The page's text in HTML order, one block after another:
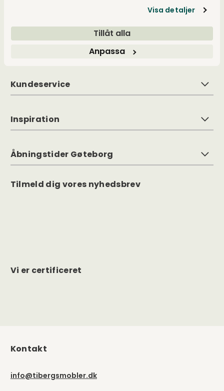
Visa detaljer
Tillåt alla
Anpassa
aldrig trætte i vores bestræbelse på at øge
er at have noget, der passer til alle, for alle
rum. Det er det, som ifølge os er godt design.
Kundeservice
Inspiration
Åbningstider Gøteborg
Tilmeld dig vores nyhedsbrev
Vi er certificeret
Kontakt
info@tibergsmobler.dk